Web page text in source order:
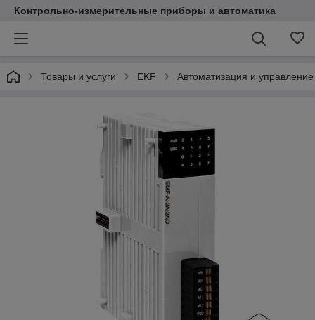
Контрольно-измерительные приборы и автоматика
Товары и услуги EKF Автоматизация и